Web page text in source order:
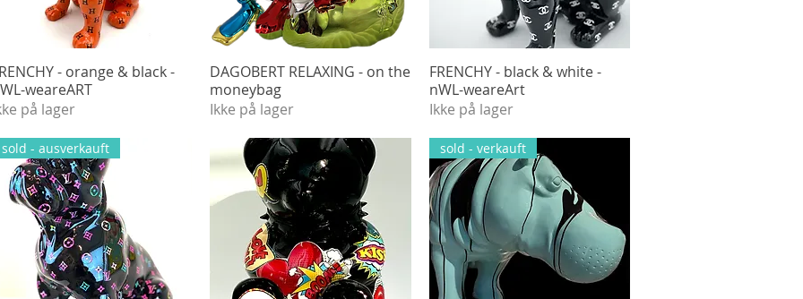
Hurtigvisning
- orange & black -
weareART
på lager
Hurtigvisning
DAGOBERT RELAXING - on the
moneybag
Ikke på lager
Hurtigvisning
FRENCHY - black & white -
nWL-weareArt
Ikke på lager
sold - ausverkauft sold - verkauft